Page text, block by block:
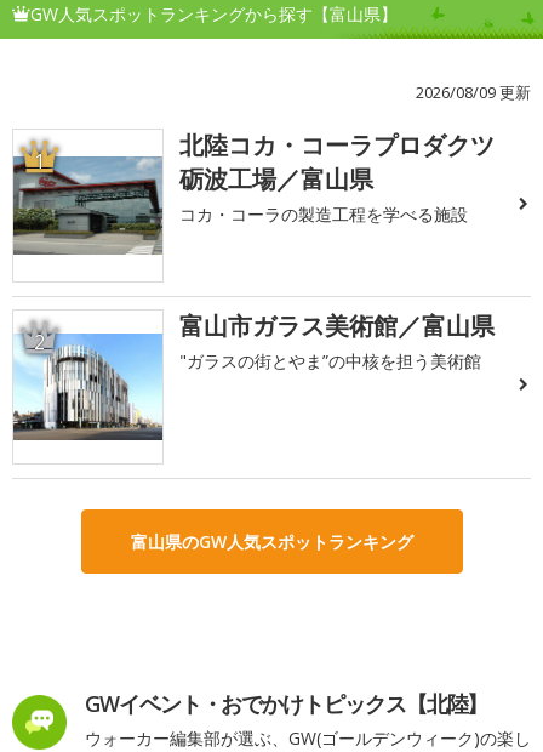
GW人気スポットランキングから探す【富山県】
2026/08/09 更新
1
北陸コカ・コーラプロダクツ
砺波工場／富山県
コカ・コーラの製造工程を学べる施設
2 富山市ガラス美術館／富山県
"ガラスの街とやま”の中核を担う美術館
富山県のGW人気スポットランキング
GWイベント・おでかけトピックス【北陸】
ウォーカー編集部が選ぶ、GW(ゴールデンウィーク)の楽し